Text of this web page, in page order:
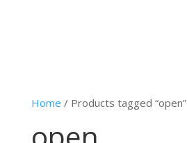
Home / Products tagged “open”